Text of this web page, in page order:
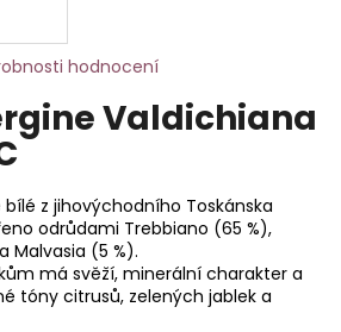
hodnocení
Valdichiana
z jihovýchodního Toskánska
odrůdami Trebbiano (65 %),
Malvasia (5 %).
má svěží, minerální charakter a
tóny citrusů, zelených jablek a
HLEDAT